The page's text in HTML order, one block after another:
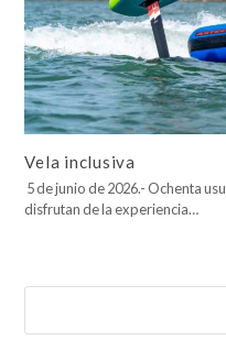
Vela inclusiva
5 de junio de 2026.- Ochenta
disfrutan de la experiencia…